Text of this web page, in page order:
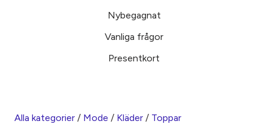
Nybegagnat
Vanliga frågor
Presentkort
Alla kategorier / Mode / Kläder / Toppar